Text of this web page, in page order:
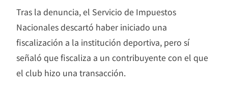
Tras la denuncia, el Servicio de Impuestos
Nacionales descartó haber iniciado una
fiscalización a la institución deportiva, pero sí
señaló que fiscaliza a un contribuyente con el que
el club hizo una transacción.